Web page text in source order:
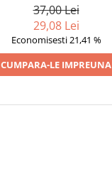
37,00 Lei
29,08 Lei
Economisesti 21,41 %
CUMPARA-LE IMPREUNA